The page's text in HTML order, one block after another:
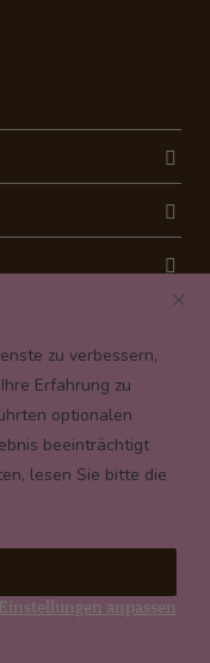
zu verbessern,
Erfahrung zu
optionalen
beeinträchtigt
lesen Sie bitte die
Einstellungen anpassen
Luzern